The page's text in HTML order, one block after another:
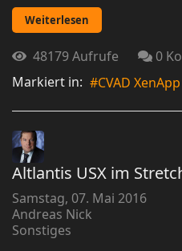
Weiterlesen
48179 Aufrufe
0
Markiert in:
CVAD XenApp
Altlantis USX im
Samstag, 07. Mai 2016
Andreas Nick
Sonstiges